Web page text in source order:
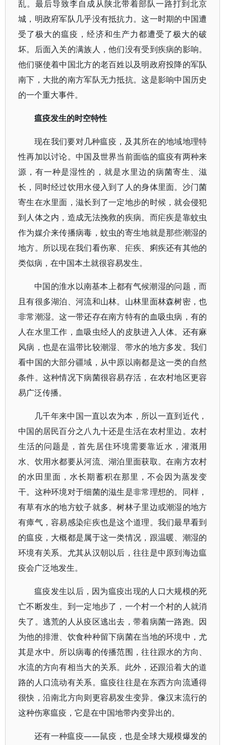
乱。最后导致李自成从陕北带着部队一路打到北京
城，明政府军队几乎没有抵抗力。这一时期的中国遭
受了极大的瘟疫，经济和生产力都遭受了极大的破
坏。后面入关的满族人，他们没有受到疾病的影响。
他们驱使着中国北方的老百姓以及明政府投降的军队
南下，大批的南方军队无力抵抗。这是影响中国历史
的一个重大事件。
瘟疫发生的时空特性
现在我们要对几种瘟疫，及其所在的地域地理特
性再加以讨论。中国及世界当前面临的瘟疫有两种来
源，有一种是湿性的，就是水里边的病菌寄生、滋
长，同时经过饮用水侵入到了人的身体里面。沙门菌
寄生在水里面，滋长到了一定地步的时候，就会侵犯
到人体之内，造成无法挽救的疾病。而疟疾是靠蚊虫
作为媒介来传播病毒，蚊虫的寄生地就是那些潮湿的
地方。所以现在我们看伤寒、疟疾、痢疾还有其他的
类似病，在中国本土就很容易发生。
中国的淮水以南基本上都有气候潮湿的问题，而
且有很多湖泊、河流和山林。山林里面林森树密，也
非常潮湿。这一带还存在南方特有的血吸虫病，有的
人在水里工作，血吸虫经人的皮肤进入人体。还有麻
风病，也是在温带比较潮湿、带水的地方多发。我们
看中国的大部分疆域，从中原以南都是这一类的自然
条件。这种情况下病菌很容易存活，在农村地区更容
易广泛传播。
几千年来中国一直以农为本，所以一直到近代，
中国的居民百分之八九十还是生活在农村里边。农村
生活的问题是，首先居住环境需要靠近水，灌溉用
水、饮用水都要从河流、湖泊里面获取。在南方农村
的水田里面，水长期蓄积在那里，不会因为蒸发变
干。这种环境对于细菌的滋生是非常理想的。同样，
有草有水的地方蚊子就多。树林子里边或潮湿的地方
有瘴气，容易感染疟疾也是这个道理。我们最早看到
的瘟疫，大概都是属于这一类情况，跟温暖、潮湿的
环境有关系。尤其从汉朝以后，往往是中原到海边瘟
疫会广泛地发生。
瘟疫发生以后，因为瘟疫出现的人口大规模的死
亡不断发生。到一定地步了，一个村一个村的人就消
失了。逃荒的人从疫区逃出去，带着病菌一路跑。因
为他的排泄、饮食种种留下病菌在当地的环境中，尤
其是水中。所以病毒的传播范围，往往跟水的方向、
水流的方向有相当大的关系。此外，还跟沿着大的道
路的人口流动有关系。瘟疫往往是在东西方向流通得
很快，沿南北方向则更容易发生变异。像汉末流行的
这种伤寒瘟疫，它是在中国地带内变异出的。
还有一种瘟疫——鼠疫，也是全球大规模爆发的